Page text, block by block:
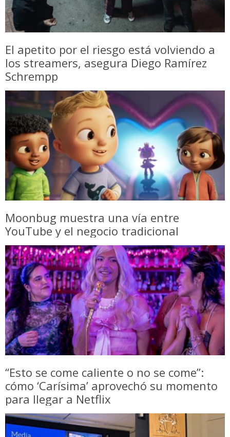
El apetito por el riesgo está volviendo a
los streamers, asegura Diego Ramírez
Schrempp
Moonbug muestra una vía entre
YouTube y el negocio tradicional
“Esto se come caliente o no se come”:
cómo ‘Carísima’ aprovechó su momento
para llegar a Netflix